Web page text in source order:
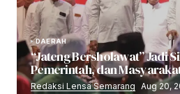
DAERAH
“Jateng Bersholawat” Jadi
Pemerintah, dan
Redaksi Lensa Semarang Aug 20,